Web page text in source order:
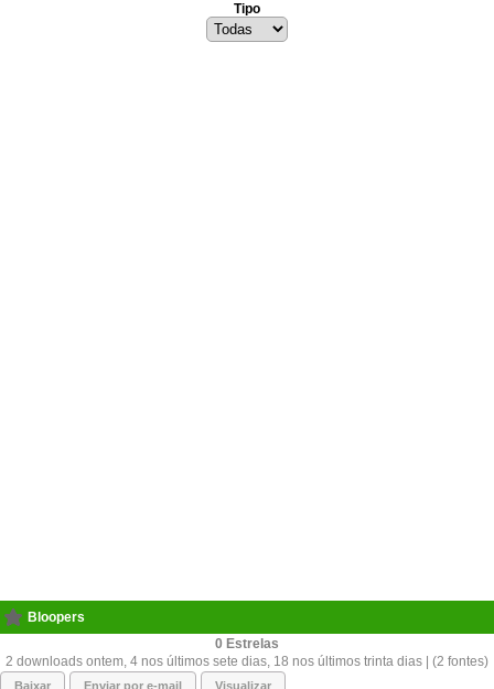
Tipo
Bloopers
0
2 downloads ontem, 4 nos últimos sete dias, 18 nos últimos trinta dias | (2 fontes)
Baixar Enviar por e-mail Visualizar